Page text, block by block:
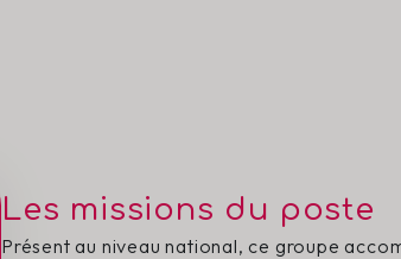
Les missions du poste
Présent au niveau national, ce groupe